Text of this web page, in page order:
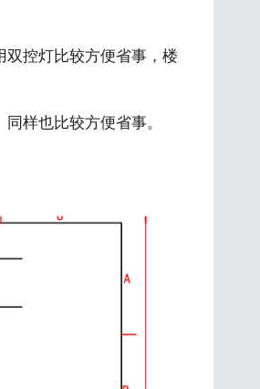
控灯比较方便省事，楼
样也比较方便省事。